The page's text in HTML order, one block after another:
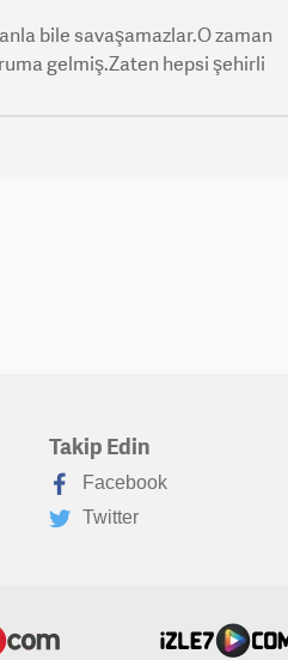
bile savaşamazlar.O zaman
gelmiş.Zaten hepsi şehirli
Takip Edin
Facebook
Twitter